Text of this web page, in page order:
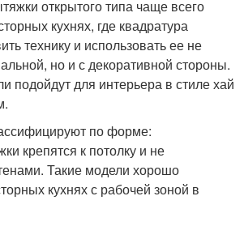
открытого типа чаще всего
кухнях, где квадратура
технику и использовать ее не
но и с декоративной стороны.
подойдут для интерьера в стиле хай
по форме:
крепятся к потолку и не
Такие модели хорошо
кухнях с рабочей зоной в